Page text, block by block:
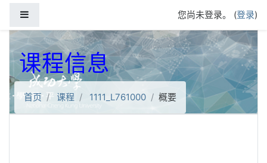
您尚未登录。 (登录)
课程信息
首页 课程 1111_L761000 概要